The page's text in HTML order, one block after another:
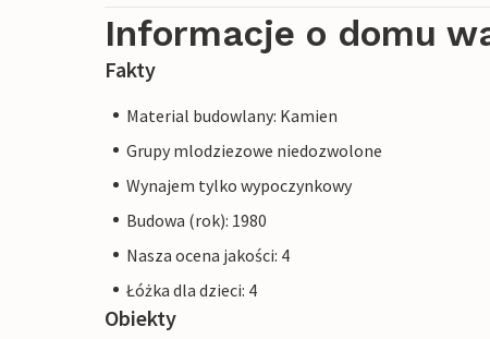
Informacje o domu
Fakty
Material budowlany: Kamien
Grupy mlodziezowe niedozwolone
Wynajem tylko wypoczynkowy
Budowa (rok): 1980
Nasza ocena jakości: 4
Łóżka dla dzieci: 4
Obiekty